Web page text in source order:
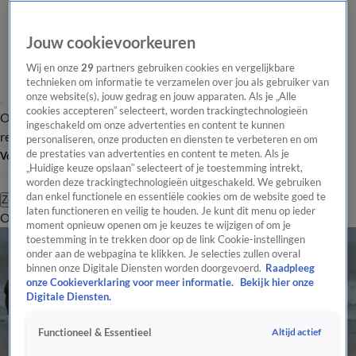
Overzicht Laatste nieuws Regionieuws Het beste van Hart
Tip de
redactie
Volg Hart van Nederland
Zoeken
OverzichtRegioUitzendingenWeerTip de redactiePanelVideo's
Jouw cookievoorkeuren
Wij en onze29 partners gebruiken cookies en vergelijkbare
technieken om informatie te verzamelen over jou als gebruiker van
onze website(s), jouw gedrag en jouw apparaten. Als je „Alle
cookies accepteren” selecteert, worden trackingtechnologieën
ingeschakeld om onze advertenties en content te kunnen
personaliseren, onze producten en diensten te verbeteren en om
de prestaties van advertenties en content te meten. Als je
„Huidige keuze opslaan” selecteert of je toestemming intrekt,
worden deze trackingtechnologieën uitgeschakeld. We gebruiken
dan enkel functionele en essentiële cookies om de website goed te
laten functioneren en veilig te houden. Je kunt dit menu op ieder
moment opnieuw openen om je keuzes te wijzigen of om je
toestemming in te trekken door op de link Cookie-instellingen
onder aan de webpagina te klikken. Je selecties zullen overal
binnen onze Digitale Diensten worden doorgevoerd. Raadpleeg
onze Cookieverklaring voor meer informatie.
Bekijk hier onze
Digitale Diensten.
Functioneel & Essentieel Altijd actief